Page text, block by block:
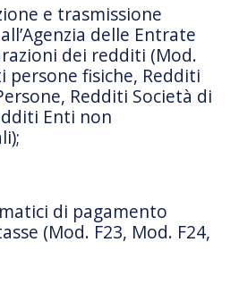
e trasmissione
delle Entrate
dei redditi (Mod.
persone fisiche, Redditi
Redditi Società di
Enti non
di pagamento
(Mod. F23, Mod. F24,